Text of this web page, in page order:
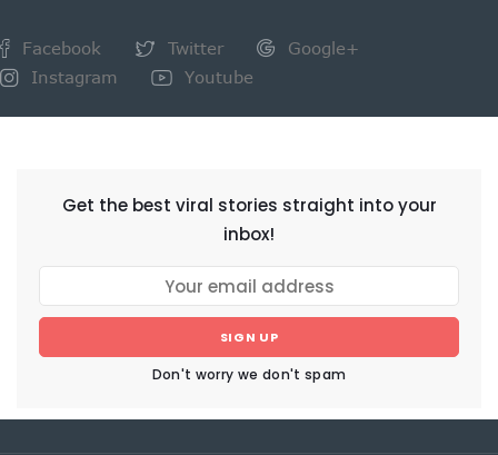
Facebook Twitter
Google+
Instagram
Youtube
Get the best viral stories straight into your
inbox!
SIGN UP
Don't worry we don't spam